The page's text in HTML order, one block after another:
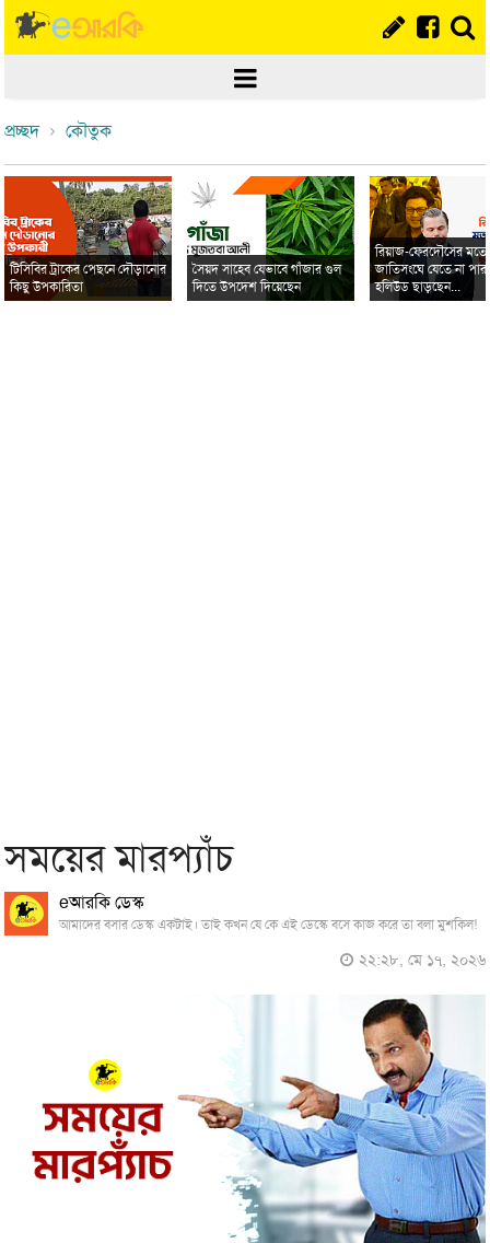
প্রচ্ছদ কৌতুক
টিসিবির ট্রাকের পেছনে দৌড়ানোর
কিছু উপকারিতা
সৈয়দ সাহেব যেভাবে গাঁজার গুল
দিতে উপদেশ দিয়েছেন
রিয়াজ-ফেরদৌসের মতো
জাতিসংঘে যেতে না
হলিউড ছাড়ছেন...
সময়ের মারপ্যাঁচ
eআরকি ডেস্ক
আমাদের বসার ডেস্ক একটাই। তাই কখন যে কে এই ডেস্কে বসে কাজ করে তা বলা মুশকিল!
২২:২৮, মে ১৭, ২০২৬